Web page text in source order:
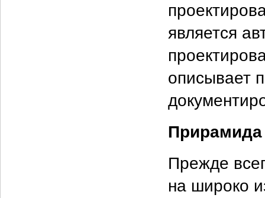
является
описывает
Прирамида
Прежде
на широко